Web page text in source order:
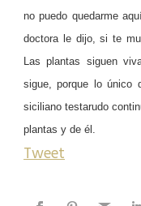
no puedo quedarme
doctora le dijo, si te
Las plantas siguen
sigue, porque lo único
siciliano testarudo
plantas y de él.
Tweet